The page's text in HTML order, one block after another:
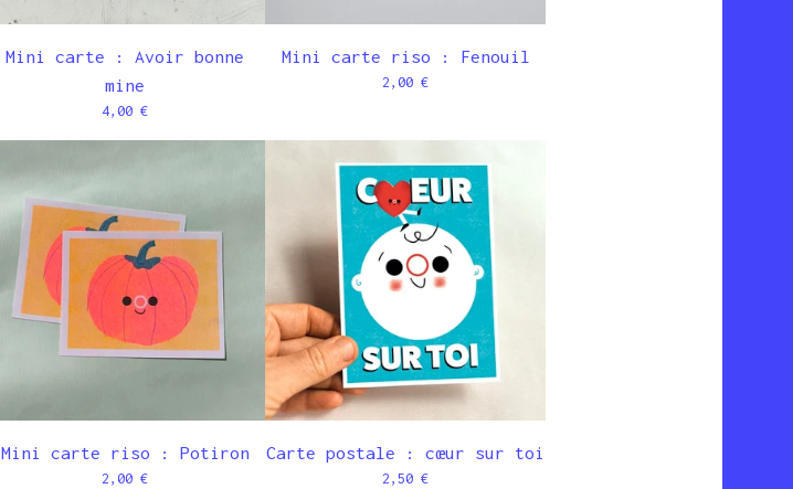
Mini carte : Avoir bonne
mine
4,00 €
Mini carte riso : Fenouil
2,00 €
Mini carte riso : Potiron
2,00 €
Carte postale : cœur sur toi
2,50 €